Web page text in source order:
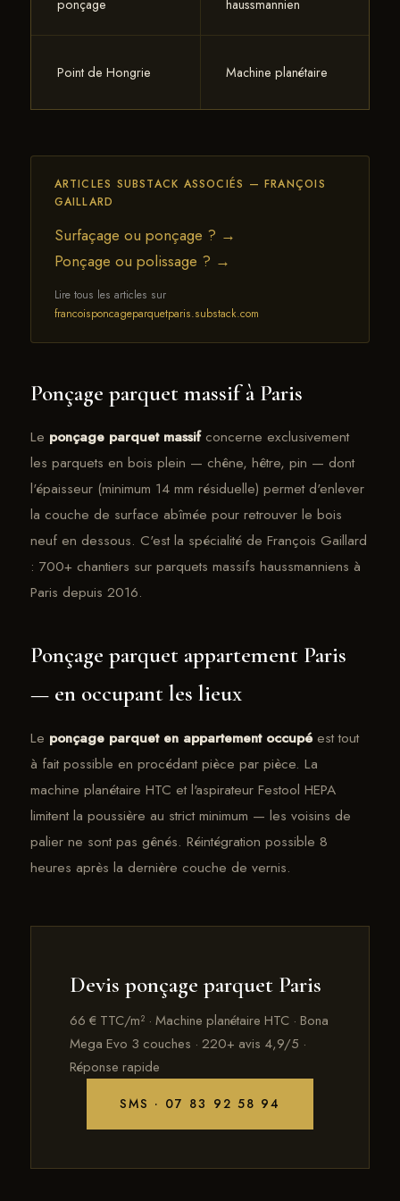
ponçage
haussmannien
Point de Hongrie Machine planétaire
ARTICLES SUBSTACK ASSOCIÉS — FRANÇOIS
GAILLARD
Surfaçage ou ponçage ? →
Ponçage ou polissage ? →
Lire tous les articles sur
francoisponcageparquetparis.substack.com
Ponçage parquet massif à Paris
Le ponçage parquet massifconcerne exclusivement
les parquets en bois plein — chêne, hêtre, pin — dont
l'épaisseur (minimum 14 mm résiduelle) permet d'enlever
la couche de surface abîmée pour retrouver le bois
neuf en dessous. C'est la spécialité de François Gaillard
: 700+ chantiers sur parquets massifs haussmanniens à
Paris depuis 2016.
Ponçage parquet appartement Paris
— en occupant les lieux
Le ponçage parquet en appartement occupé est tout
à fait possible en procédant pièce par pièce. La
machine planétaire HTC et l'aspirateur Festool HEPA
limitent la poussière au strict minimum — les voisins de
palier ne sont pas gênés. Réintégration possible 8
heures après la dernière couche de vernis.
Devis ponçage parquet Paris
66 € TTC/m² · Machine planétaire HTC · Bona
Mega Evo 3 couches · 220+ avis 4,9/5 ·
Réponse rapide
SMS · 07 83 92 58 94